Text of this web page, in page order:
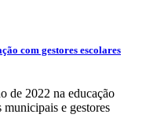
com gestores escolares
de 2022 na educação
e gestores